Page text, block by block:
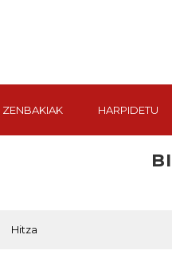
ZENBAKIAK HARPIDETU